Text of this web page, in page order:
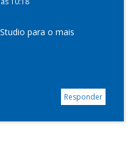
para o mais
Responder